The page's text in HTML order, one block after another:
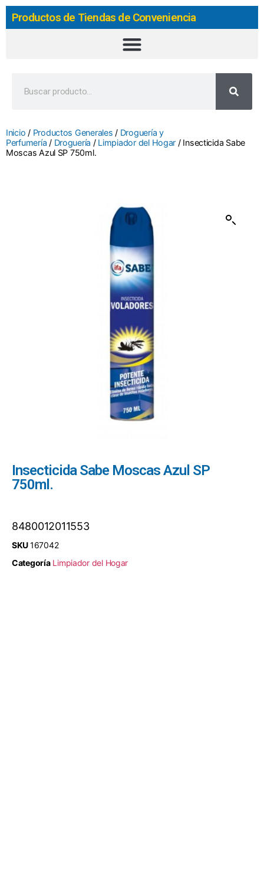
Productos de Tiendas de Conveniencia
Inicio / Productos Generales / Droguería y
Perfumería / Droguería / Limpiador del Hogar / Insecticida Sabe
Moscas Azul SP 750ml.
Insecticida Sabe Moscas Azul SP
750ml.
8480012011553
SKU167042
Categoría Limpiador del Hogar